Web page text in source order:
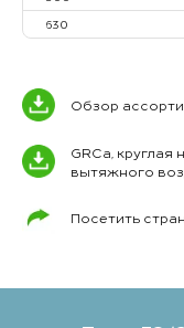
630
Обзор
GRCa,
вытяжного
Посетить